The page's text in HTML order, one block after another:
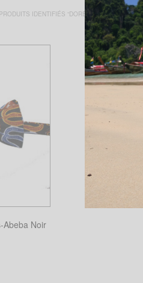
PRODUITS IDENTIFIÉS “DORÉ”
Abeba Noir